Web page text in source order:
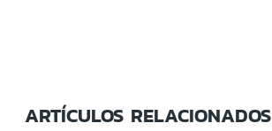
ARTÍCULOS RELACIONADOS